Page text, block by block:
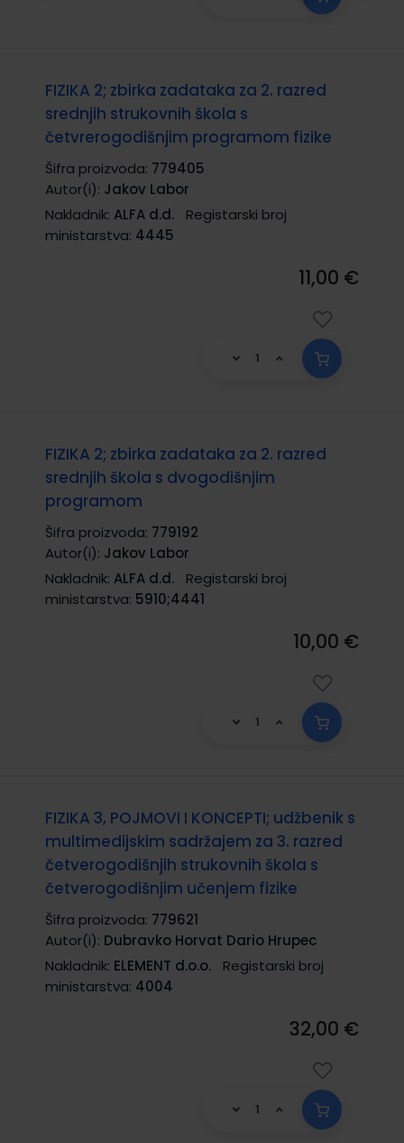
FIZIKA 2; zbirka zadataka za 2. razred
srednjih strukovnih škola s
četvrerogodišnjim programom fizike
Šifra proizvoda: 779405
Autor(i): Jakov Labor
Nakladnik: ALFA d.d.
Registarski broj
ministarstva: 4445
11,00 €
FIZIKA 2; zbirka zadataka za 2. razred
srednjih škola s dvogodišnjim
programom
Šifra proizvoda: 779192
Autor(i): Jakov Labor
Nakladnik: ALFA d.d.
Registarski broj
ministarstva: 5910;4441
10,00 €
FIZIKA 3, POJMOVI I KONCEPTI; udžbenik s
multimedijskim sadržajem za 3. razred
četverogodišnjih strukovnih škola s
četverogodišnjim učenjem fizike
Šifra proizvoda: 779621
Autor(i): Dubravko Horvat Dario Hrupec
Nakladnik: ELEMENT d.o.o.
Registarski broj
ministarstva: 4004
32,00 €